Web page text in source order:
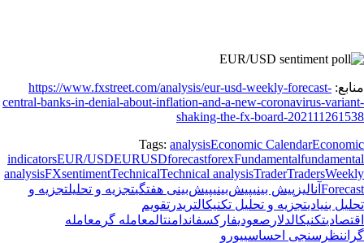
منابع: https://www.fxstreet.com/analysis/eur-usd-weekly-forecast-
central-banks-in-denial-about-inflation-and-a-new-coronavirus-variant-
shaking-the-fx-board-202111261538
Tags: analysisEconomic CalendarEconomic
indicatorsEUR/USDEURUSDforecastforexFundamentalfundamental
analysisFXsentimentTechnicalTechnical analysisTraderTradersWeekly
Forecast آنالیز پیش بینیپیش‌بینیپیش‌بینی هفتگیتجزیه و تحلیلتجزیه و
تحلیل بنیادیتجزیه و تحلیل تکنیکالتریدر تقویم
اقتصادیتکنیکالدلار صعودیفارکسفاندامنتالمعامله گر معامله
گراننظرسنجی احساسییورو